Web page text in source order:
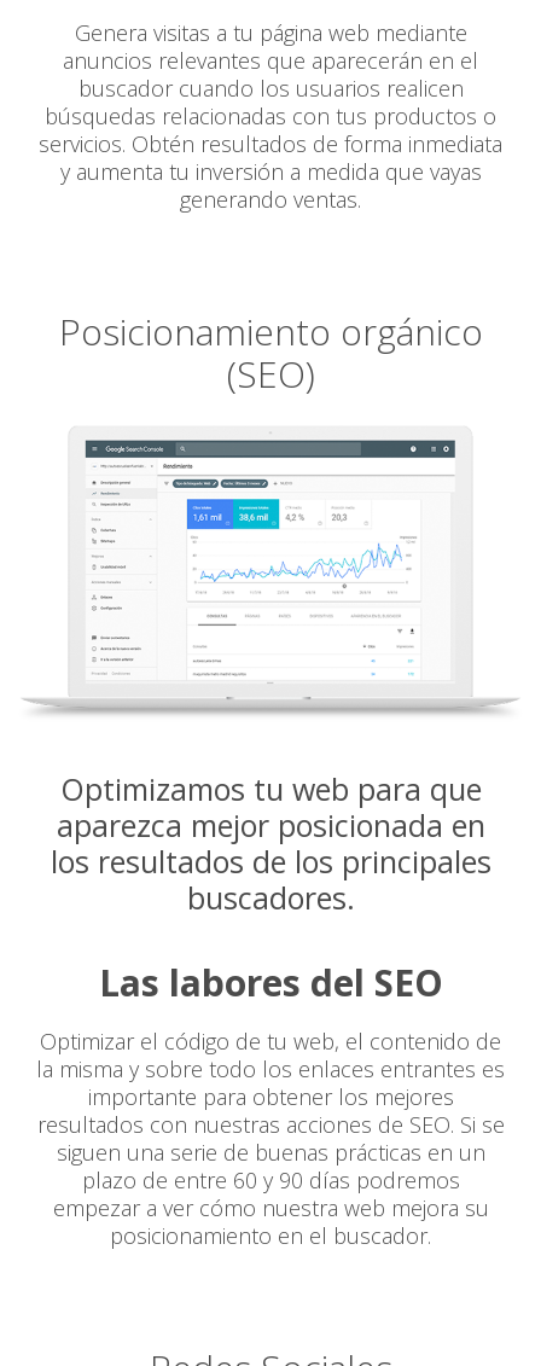
Genera visitas a tu página web mediante
anuncios relevantes que aparecerán en el
buscador cuando los usuarios realicen
búsquedas relacionadas con tus productos o
servicios. Obtén resultados de forma inmediata
y aumenta tu inversión a medida que vayas
generando ventas.
Posicionamiento orgánico
(SEO)
Optimizamos tu web para que
aparezca mejor posicionada en
los resultados de los principales
buscadores.
Las labores del SEO
Optimizar el código de tu web, el contenido de
la misma y sobre todo los enlaces entrantes es
importante para obtener los mejores
resultados con nuestras acciones de SEO. Si se
siguen una serie de buenas prácticas en un
plazo de entre 60 y 90 días podremos
empezar a ver cómo nuestra web mejora su
posicionamiento en el buscador.